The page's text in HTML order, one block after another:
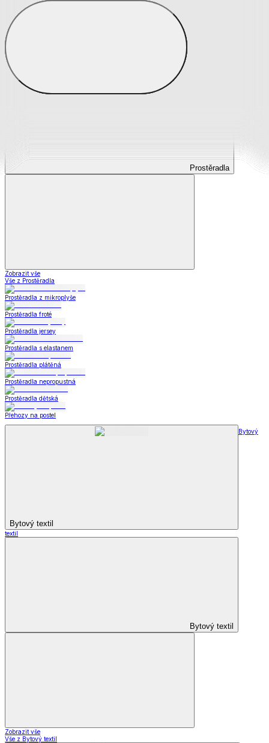
Prostěradla
Prostěradla
Zobrazit vše
Vše z Prostěradla
Prostěradla z mikroplyše
Prostěradla froté
Prostěradla jersey
Prostěradla s elastanem
Prostěradla plátěná
Prostěradla nepropustná
Prostěradla dětská
Přehozy na postel
Bytový textil
Bytový
textil
Bytový textil
Zobrazit vše
Vše z Bytový textil